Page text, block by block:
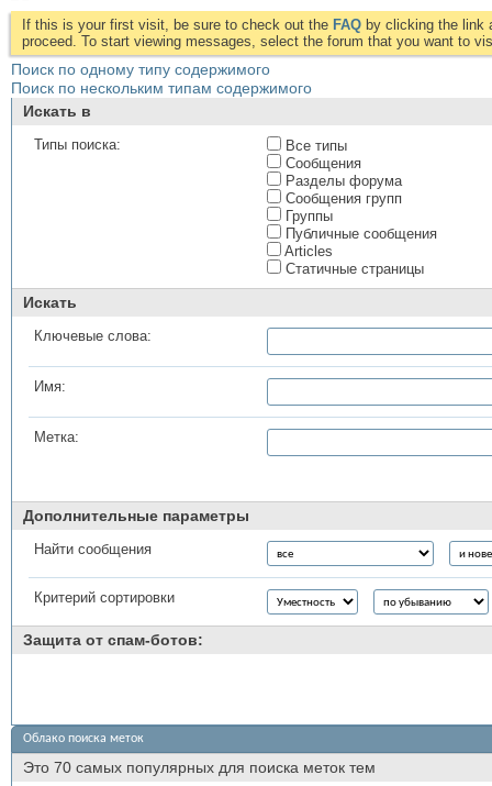
If this is your first visit, be sure to check out the FAQ by clicking the link
proceed. To start viewing messages, select the forum that you want to
Поиск по одному типу содержимого
Поиск по нескольким типам содержимого
Искать в
Типы поиска:
Все типы
Сообщения
Разделы форума
Сообщения групп
Группы
Публичные сообщения
Articles
Статичные страницы
Искать
Ключевые слова:
Имя:
Метка:
Дополнительные параметры
Найти сообщения
Критерий сортировки
Защита от спам-ботов:
Облако поиска меток
Это 70 самых популярных для поиска меток тем